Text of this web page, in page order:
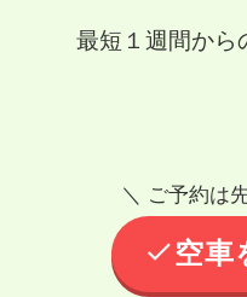
最短１週間から
＼ ご予約は
空車